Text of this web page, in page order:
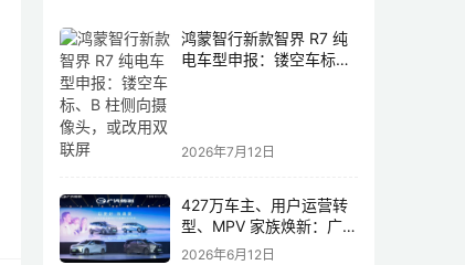
鸿蒙智行新款智界 R7 纯
电车型申报：镂空车标、
2026年7月12日
427万车主、用户运营转
型、MPV 家族焕新：广汽
传祺书写新传奇
2026年6月12日